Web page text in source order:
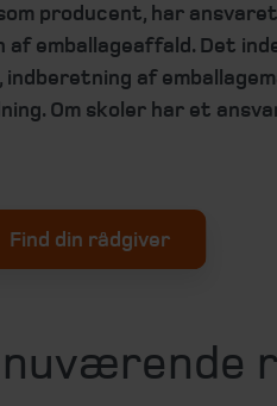
producent, har
af emballageaffald. Det
af
Om skoler har et
Find din rådgiver
nuværende